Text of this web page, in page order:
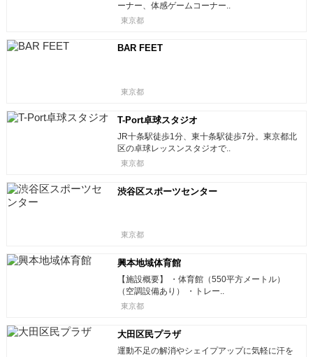
ーナー、体感ゲームコーナー..
東京都
BAR FEET
東京都
T-Port卓球スタジオ
JR十条駅徒歩1分、東十条駅徒歩7分。東京都北
区の卓球レッスンスタジオで..
東京都
渋谷区スポーツセンター
東京都
興本地域体育館
【施設概要】 ・体育館（550平方メートル）
（空調設備あり） ・トレー..
東京都
大田区民プラザ
運動不足の解消やシェイプアップに気軽に汗を